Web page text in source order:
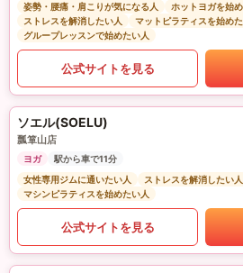
姿勢・腰痛・肩こりが気になる人
ホットヨガを始
ストレスを解消したい人
マットピラティスを始め
グループレッスンで始めたい人
公式サイトを見る
ソエル(SOELU)
瓢箪山店
ヨガ
駅から車で11分
女性専用ジムに通いたい人
ストレスを解消したい人
マシンピラティスを始めたい人
公式サイトを見る